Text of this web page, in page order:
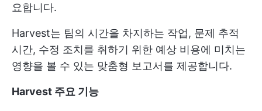
요합니다.
Harvest는 팀의 시간을 차지하는 작업, 문제 추적
시간, 수정 조치를 취하기 위한 예상 비용에 미치는
영향을 볼 수 있는 맞춤형 보고서를 제공합니다.
Harvest 주요 기능